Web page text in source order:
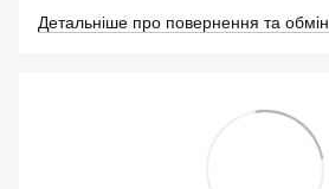
Детальніше про повернення та обмін